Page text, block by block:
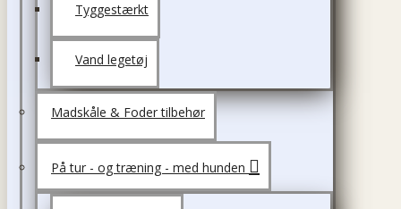
Tyggestærkt
Vand legetøj
Madskåle & Foder tilbehør
På tur - og træning - med hunden